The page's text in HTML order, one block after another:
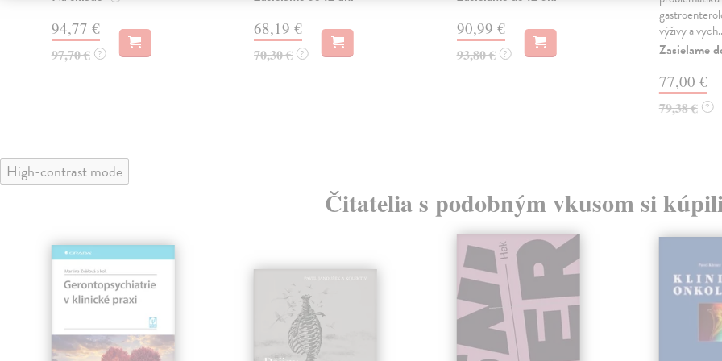
94,77 €
97,70 € ?
68,19 €
70,30 € ?
90,99 €
93,80 € ?
výživy a
Zasielame
77,00 €
79,38 € ?
High-contrast mode
Čitatelia s podobným vkusom si